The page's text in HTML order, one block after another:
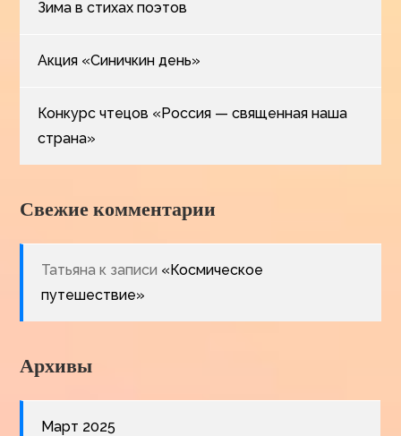
Зима в стихах поэтов
Акция «Синичкин день»
Конкурс чтецов «Россия — священная наша
страна»
Свежие комментарии
Татьяна к записи «Космическое
путешествие»
Архивы
Март 2025